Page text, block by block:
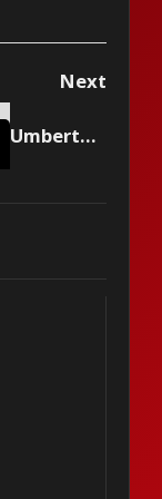
Next
Umberto Tozzi - Ti Amo